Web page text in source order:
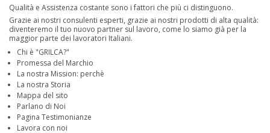
Qualità e Assistenza costante sono i fattori che più ci distinguono.
Grazie ai nostri consulenti esperti, grazie ai nostri prodotti di alta qualità:
diventeremo il tuo nuovo partner sul lavoro, come lo siamo già per la
maggior parte dei lavoratori Italiani.
Chi è "GRILCA?"
Promessa del Marchio
La nostra Mission: perchè
La nostra Storia
Mappa del sito
Parlano di Noi
Pagina Testimonianze
Lavora con noi